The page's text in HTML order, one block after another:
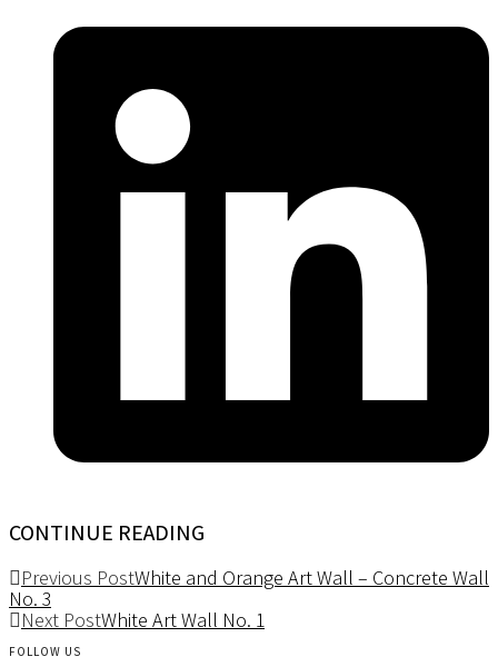
CONTINUE READING
Previous PostWhite and Orange Art Wall – Concrete Wall
No. 3
Next PostWhite Art Wall No. 1
FOLLOW US